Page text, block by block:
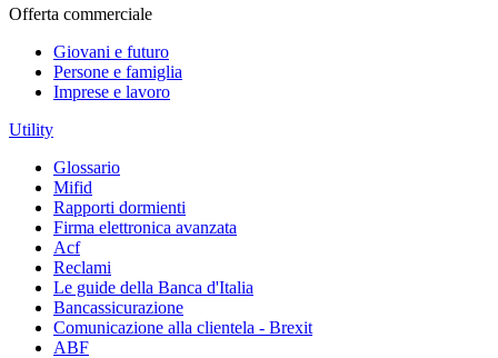
Offerta commerciale
Giovani e futuro
Persone e famiglia
Imprese e lavoro
Utility
Glossario
Mifid
Rapporti dormienti
Firma elettronica avanzata
Acf
Reclami
Le guide della Banca d'Italia
Bancassicurazione
Comunicazione alla clientela - Brexit
ABF